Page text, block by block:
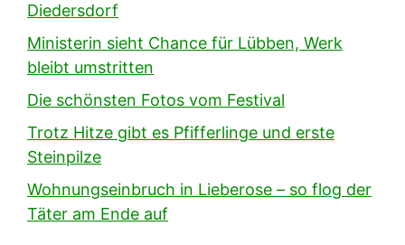
Diedersdorf
Ministerin sieht Chance für Lübben, Werk
bleibt umstritten
Die schönsten Fotos vom Festival
Trotz Hitze gibt es Pfifferlinge und erste
Steinpilze
Wohnungseinbruch in Lieberose – so flog der
Täter am Ende auf